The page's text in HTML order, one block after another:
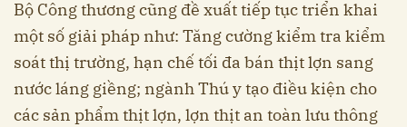
Bộ Công thương cũng đề xuất tiếp tục triển khai
một số giải pháp như: Tăng cường kiểm tra kiểm
soát thị trường, hạn chế tối đa bán thịt lợn sang
nước láng giềng; ngành Thú y tạo điều kiện cho
các sản phẩm thịt lợn, lợn thịt an toàn lưu thông